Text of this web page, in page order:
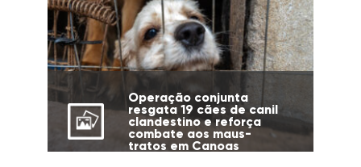
Operação conjunta
resgata 19 cães de canil
clandestino e reforça
combate aos maus-
tratos em Canoas